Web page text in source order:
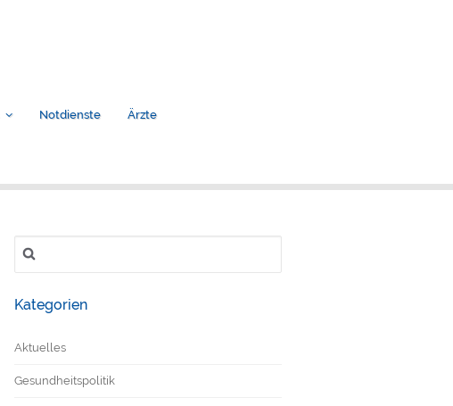
Notdienste
Ärzte
nach:
Kategorien
Aktuelles
Gesundheitspolitik